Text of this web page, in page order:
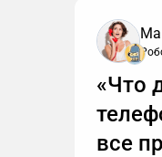
«Что
все